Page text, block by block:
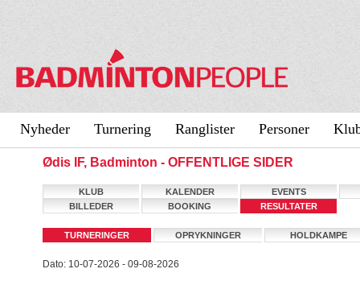
Nyheder Turnering Ranglister Personer
Ødis IF, Badminton - OFFENTLIGE SIDER
KLUB KALENDER
EVENTS
BILLEDER
BOOKING RESULTATER
TURNERINGER OPRYKNINGER HOLDKAMPE
Dato: 10-07-2026 - 09-08-2026